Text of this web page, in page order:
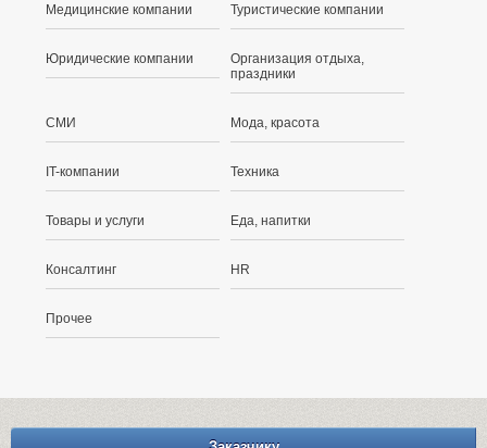
Медицинские компании Туристические компании
Юридические компании
Организация отдыха,
праздники
СМИ Мода, красота
IT-компании Техника
Товары и услуги Еда, напитки
Консалтинг HR
Прочее